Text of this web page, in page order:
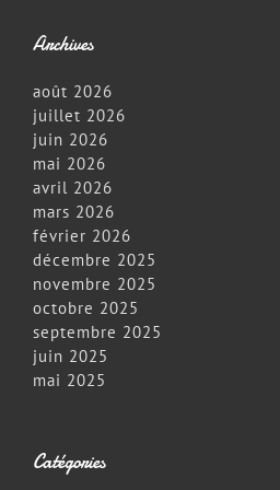
Archives
août 2026
juillet 2026
juin 2026
mai 2026
avril 2026
mars 2026
février 2026
décembre 2025
novembre 2025
octobre 2025
septembre 2025
juin 2025
mai 2025
Catégories